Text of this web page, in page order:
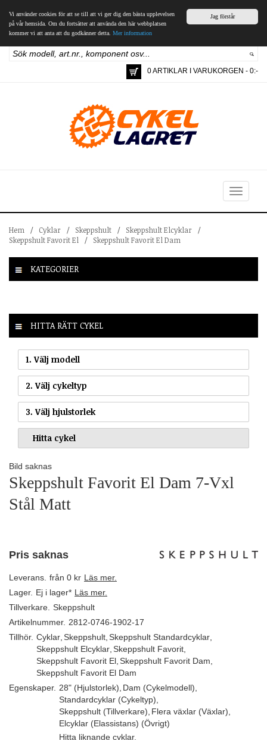
Jag förstår
Vi använder cookies för att se till att vi ger dig den bästa upplevelsen
på vår hemsida. Om du fortsätter att använda den här webbplatsen
kommer vi att anta att du godkänner detta. Mer information
0 ARTIKLAR I VARUKORGEN - 0:-
Toggle
navigation
Hem / Cyklar / Skeppshult / Skeppshult Elcyklar
/
Skeppshult Favorit El
/ Skeppshult Favorit El Dam
KATEGORIER
HITTA RÄTT CYKEL
1. Välj modell
2. Välj cykeltyp
3. Välj hjulstorlek
Bild saknas
Skeppshult Favorit El Dam 7-Vxl
Stål Matt
Pris saknas
Leverans. från 0 kr Läs mer.
Lager. Ej i lager* Läs mer.
Tillverkare. Skeppshult
Artikelnummer. 2812-0746-1902-17
Tillhör. Cyklar Skeppshult Skeppshult Standardcyklar
Skeppshult Elcyklar Skeppshult Favorit
Skeppshult Favorit El Skeppshult Favorit Dam
Skeppshult Favorit El Dam
Egenskaper. 28" (Hjulstorlek) Dam (Cykelmodell)
Standardcyklar (Cykeltyp)
Skeppshult (Tillverkare) Flera växlar (Växlar)
Elcyklar (Elassistans) (Övrigt)
Hitta liknande cyklar.